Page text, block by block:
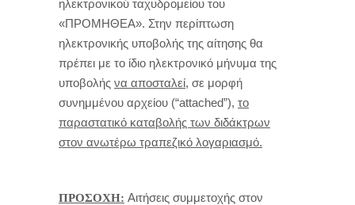
ηλεκτρονικού ταχυδρομείου του
«ΠΡΟΜΗΘΕΑ». Στην περίπτωση
ηλεκτρονικής υποβολής της αίτησης θα
πρέπει με το ίδιο ηλεκτρονικό μήνυμα της
υποβολής να αποσταλεί, σε μορφή
συνημμένου αρχείου (“attached”), το
παραστατικό καταβολής των διδάκτρων
στον ανωτέρω τραπεζικό λογαριασμό.
ΠΡΟΣΟΧΗ: Αιτήσεις συμμετοχής στον